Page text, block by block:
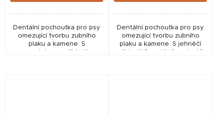
Dentální pochoutka pro psy
omezující tvorbu zubního
plaku a kamene. S
mentolovou příchutí.
Dentální pochoutka pro psy
omezující tvorbu zubního
plaku a kamene. S jehněčí
příchutí. Speciálně vyvinutý